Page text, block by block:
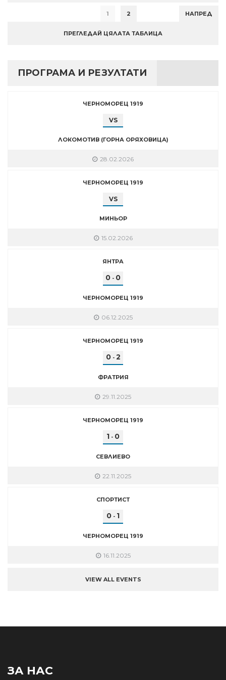
1 2 НАПРЕД
ПРЕГЛЕДАЙ ЦЯЛАТА ТАБЛИЦА
ПРОГРАМА И РЕЗУЛТАТИ
ЧЕРНОМОРЕЦ 1919
VS
ЛОКОМОТИВ (ГОРНА ОРЯХОВИЦА)
28.02.2026
ЧЕРНОМОРЕЦ 1919
VS
МИНЬОР
15.02.2026
ЯНТРА
0 - 0
ЧЕРНОМОРЕЦ 1919
06.12.2025
ЧЕРНОМОРЕЦ 1919
0- 2
ФРАТРИЯ
29.11.2025
ЧЕРНОМОРЕЦ 1919
1 - 0
СЕВЛИЕВО
22.11.2025
СПОРТИСТ
0 - 1
ЧЕРНОМОРЕЦ 1919
16.11.2025
VIEW ALL EVENTS
ЗА НАС